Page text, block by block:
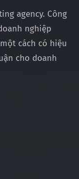
agency. Công
nghiệp
cách có hiệu
cho doanh